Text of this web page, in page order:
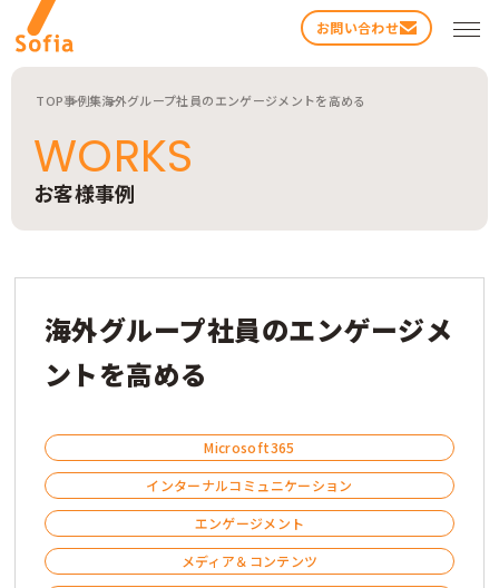
お問い合わせ
する
TOP事例集海外グループ社員のエンゲージメントを高める
WORKS
お客様事例
海外グループ社員のエンゲージメ
ントを高める
Microsoft365
インターナルコミュニケーション
エンゲージメント
メディア＆コンテンツ